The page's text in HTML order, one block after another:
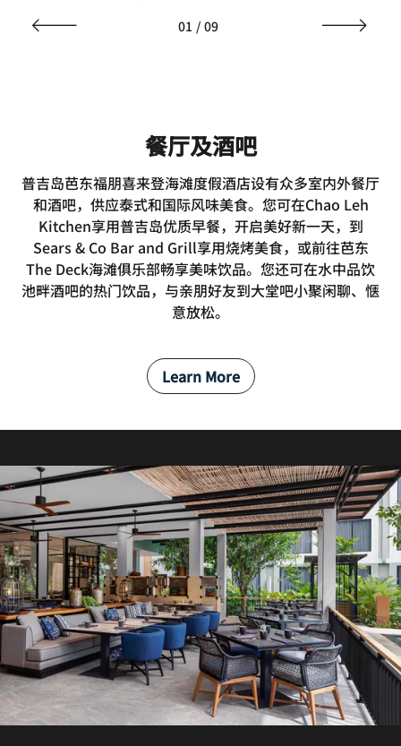
01 / 09
餐厅及酒吧
普吉岛芭东福朋喜来登海滩度假酒店设有众多室内外餐厅
和酒吧，供应泰式和国际风味美食。您可在Chao Leh
Kitchen享用普吉岛优质早餐，开启美好新一天，到
Sears & Co Bar and Grill享用烧烤美食，或前往芭东
The Deck海滩俱乐部畅享美味饮品。您还可在水中品饮
池畔酒吧的热门饮品，与亲朋好友到大堂吧小聚闲聊、惬
意放松。
Learn More